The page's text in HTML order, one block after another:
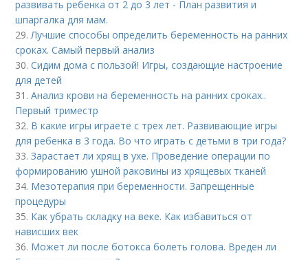
развивать ребенка от 2 до 3 лет - План развития и
шпаргалка для мам.
29.Лучшие способы определить беременность на ранних
сроках. Самый первый анализ
30.Сидим дома с пользой! Игры, создающие настроение
для детей
31.Анализ крови на беременность на ранних сроках..
Первый триместр
32. В какие игры играете с трех лет. Развивающие игры
для ребенка в 3 года. Во что играть с детьми в три года?
33.Зарастает ли хрящ в ухе. Проведение операции по
формированию ушной раковины из хрящевых тканей
34. Мезотерапия при беременности. Запрещенные
процедуры
35. Как убрать складку на веке. Как избавиться от
нависших век
36. Может ли после ботокса болеть голова. Вреден ли